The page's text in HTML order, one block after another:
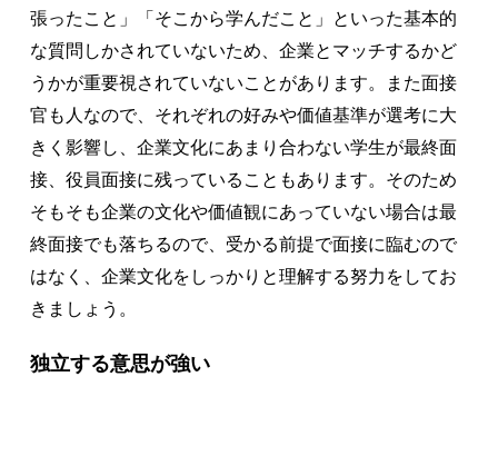
張ったこと」「そこから学んだこと」といった基本的
な質問しかされていないため、企業とマッチするかど
うかが重要視されていないことがあります。また面接
官も人なので、それぞれの好みや価値基準が選考に大
きく影響し、企業文化にあまり合わない学生が最終面
接、役員面接に残っていることもあります。そのため
そもそも企業の文化や価値観にあっていない場合は最
終面接でも落ちるので、受かる前提で面接に臨むので
はなく、企業文化をしっかりと理解する努力をしてお
きましょう。
独立する意思が強い